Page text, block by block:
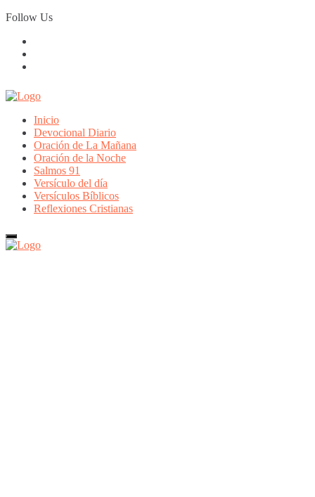
Skip
to
Follow Us
Inicio
Devocional Diario
Oración de La Mañana
Oración de la Noche
Salmos 91
Versículo del día
Versículos Bíblicos
Reflexiones Cristianas